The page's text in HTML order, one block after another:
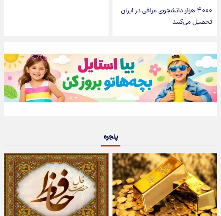
۴۰۰۰ هزار دانشجوی عراقی در ایران
تحصیل می‌کنند
پنجره